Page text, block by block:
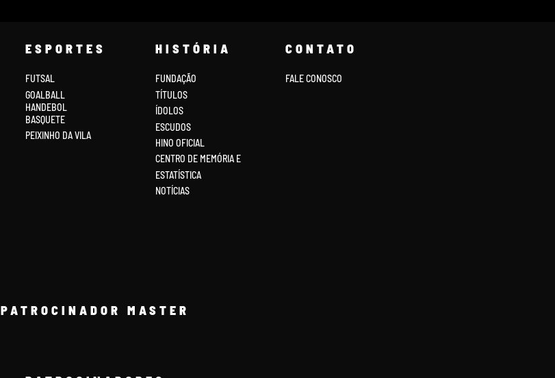
ESPORTES
FUTSAL
GOALBALL
HANDEBOL
BASQUETE
PEIXINHO DA VILA
HISTÓRIA
FUNDAÇÃO
TÍTULOS
ÍDOLOS
ESCUDOS
HINO OFICIAL
CENTRO DE MEMÓRIA E
ESTATÍSTICA
NOTÍCIAS
CONTATO
FALE CONOSCO
PATROCINADOR MASTER